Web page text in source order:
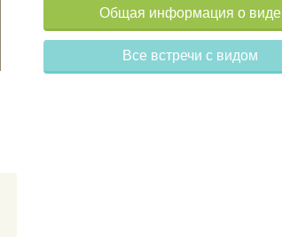
Общая информация о виде
Все встречи с видом